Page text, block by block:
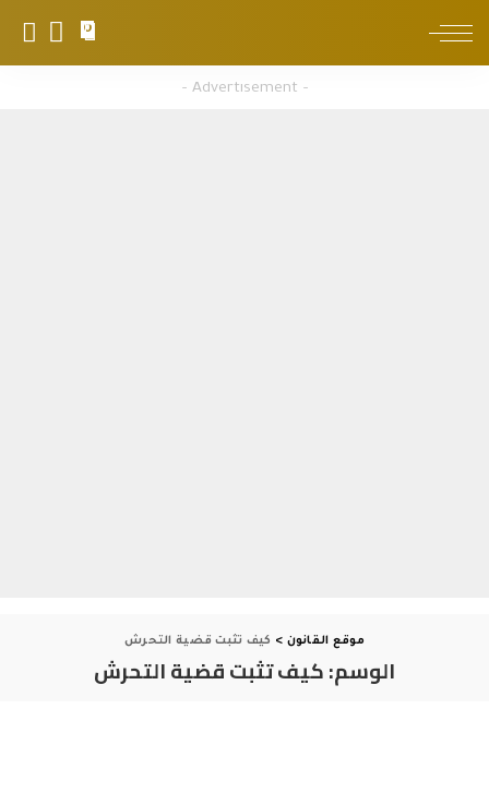
0
– Advertisement –
موقع القانون > كيف تثبت قضية التحرش
الوسم:كيف تثبت قضية التحرش